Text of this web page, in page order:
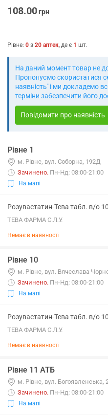
108.00грн
Рівне: 0 з 20 аптек, де є 1 шт.
На даний момент товар не
Пропонуємо скористатися
наявність" і ми докладемо
терміни забезпечити його
Повідомити про наявність
Рівне 1
м. Рівне, вул. Соборна, 192Д
Зачинено. Пн-Нд: 08:00-21:00
На мапі
Розувастатин-Тева табл. в/о
ТЕВА ФАРМА С.Л.У.
Немає в наявності
Рівне 10
м. Рівне, вул. Вячеслава
Зачинено. Пн-Нд: 08:00-21:00
На мапі
Розувастатин-Тева табл. в/о
ТЕВА ФАРМА С.Л.У.
Немає в наявності
Рівне 11 АТБ
м. Рівне, вул. Богоявленська,
Зачинено. Пн-Нд: 08:00-21:00
На мапі